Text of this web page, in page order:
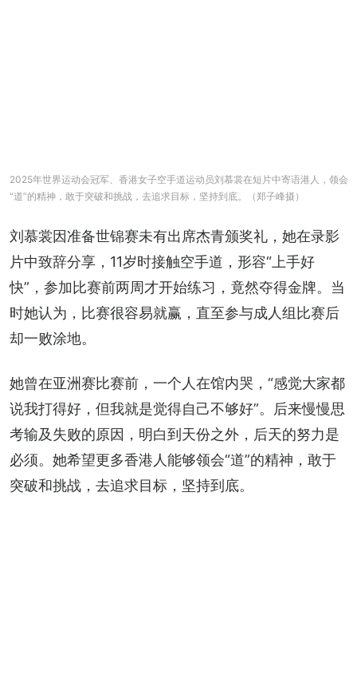
2025年世界运动会冠军、香港女子空手道运动员刘慕裳在短片中寄语港人，领会
“道”的精神，敢于突破和挑战，去追求目标，坚持到底。（郑子峰摄）
刘慕裳因准备世锦赛未有出席杰青颁奖礼，她在录影
片中致辞分享，11岁时接触空手道，形容“上手好
快”，参加比赛前两周才开始练习，竟然夺得金牌。当
时她认为，比赛很容易就赢，直至参与成人组比赛后
却一败涂地。
她曾在亚洲赛比赛前，一个人在馆内哭，“感觉大家都
说我打得好，但我就是觉得自己不够好”。后来慢慢思
考输及失败的原因，明白到天份之外，后天的努力是
必须。她希望更多香港人能够领会“道”的精神，敢于
突破和挑战，去追求目标，坚持到底。